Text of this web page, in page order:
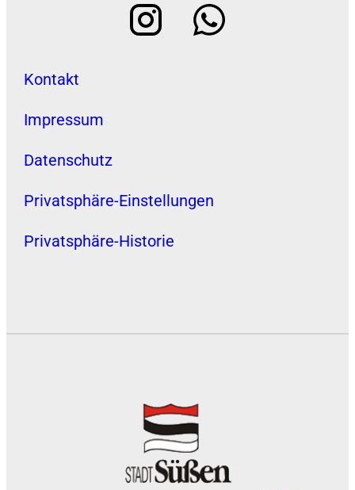
Kontakt
Impressum
Datenschutz
Privatsphäre-Einstellungen
Privatsphäre-Historie